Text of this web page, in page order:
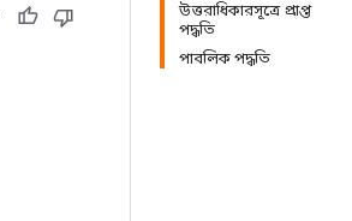
উত্তরাধিকারসূত্রে প্রাপ্ত
পদ্ধতি
পাবলিক পদ্ধতি